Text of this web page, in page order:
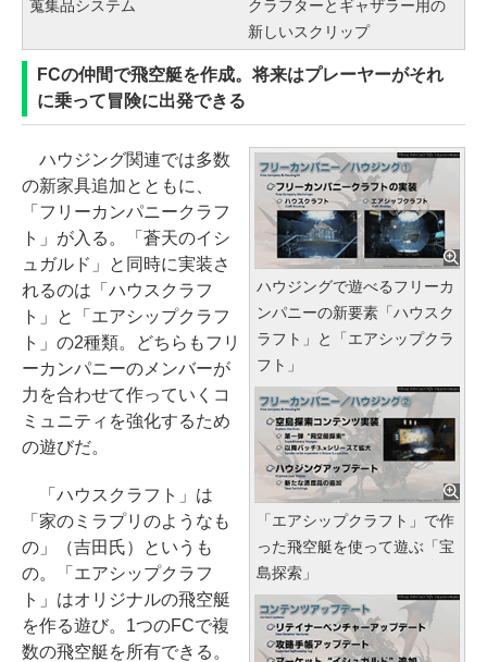
蒐集品システム
クラフターとギャザラー用の
新しいスクリップ
FCの仲間で飛空艇を作成。将来はプレーヤーがそれ
に乗って冒険に出発できる
ハウジングで遊べるフリーカ
ンパニーの新要素「ハウスク
ラフト」と「エアシップクラ
フト」
「エアシップクラフト」で作
った飛空艇を使って遊ぶ「宝
島探索」
ハウジング関連では多数
の新家具追加とともに、
「フリーカンパニークラフ
ト」が入る。「蒼天のイシ
ュガルド」と同時に実装さ
れるのは「ハウスクラフ
ト」と「エアシップクラフ
ト」の2種類。どちらもフリ
ーカンパニーのメンバーが
力を合わせて作っていくコ
ミュニティを強化するため
の遊びだ。
「ハウスクラフト」は
「家のミラプリのようなも
の」（吉田氏）というも
の。「エアシップクラフ
ト」はオリジナルの飛空艇
を作る遊び。1つのFCで複
数の飛空艇を所有できる。